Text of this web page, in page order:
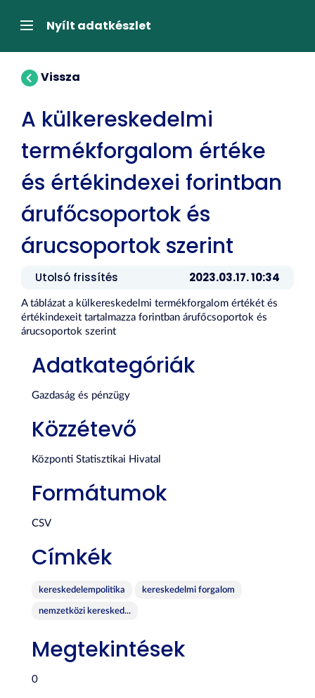
átugrásaNavigációNyílt adatkészlet
Vissza
A külkereskedelmi
termékforgalom értéke
és értékindexei forintban
árufőcsoportok és
árucsoportok szerint
Utolsó frissítés 2023.03.17. 10:34
A táblázat a külkereskedelmi termékforgalom értékét és
értékindexeit tartalmazza forintban árufőcsoportok és
árucsoportok szerint
Adatkategóriák
Gazdaság és pénzügy
Közzétevő
Központi Statisztikai Hivatal
Formátumok
CSV
Címkék
kereskedelempolitika kereskedelmi forgalom
nemzetközi keresked...
Megtekintések
0